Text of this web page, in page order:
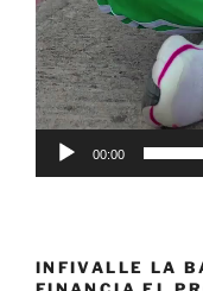
00:00
INFIVALLE LA